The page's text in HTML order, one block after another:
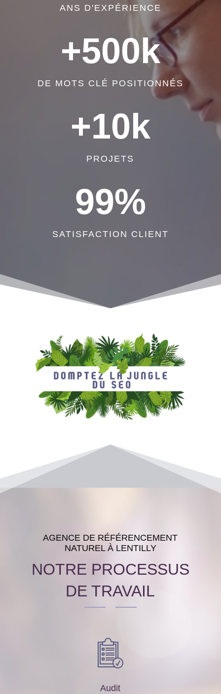
ANS D'EXPÉRIENCE
+500k
DE MOTS CLÉ POSITIONNÉS
+10k
PROJETS
99%
SATISFACTION CLIENT
AGENCE DE RÉFÉRENCEMENT
NATUREL À LENTILLY
NOTRE PROCESSUS
DE TRAVAIL
Audit